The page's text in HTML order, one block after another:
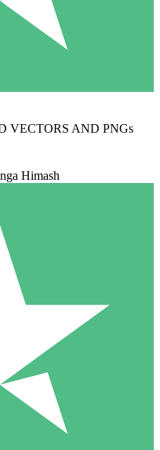
VECTORS AND PNGs
Himash